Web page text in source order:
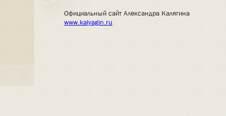
Официальный сайт Александра Калягина
www.kalyagin.ru